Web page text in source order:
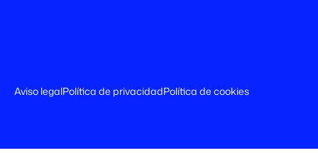
Aviso legalPolítica de privacidadPolítica de cookies